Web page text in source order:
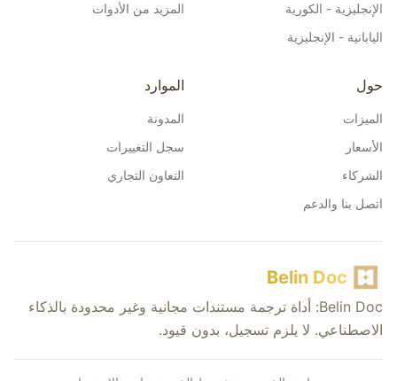
الإنجليزية - الكورية
اليابانية - الإنجليزية
المزيد من الأدوات
حول
الميزات
الأسعار
الشركاء
اتصل بنا والدعم
الموارد
المدونة
سجل التغييرات
التعاون التجاري
Belin Doc
Belin Doc: أداة ترجمة مستندات مجانية وغير محدودة بالذكاء
الاصطناعي. لا يلزم تسجيل، بدون قيود.